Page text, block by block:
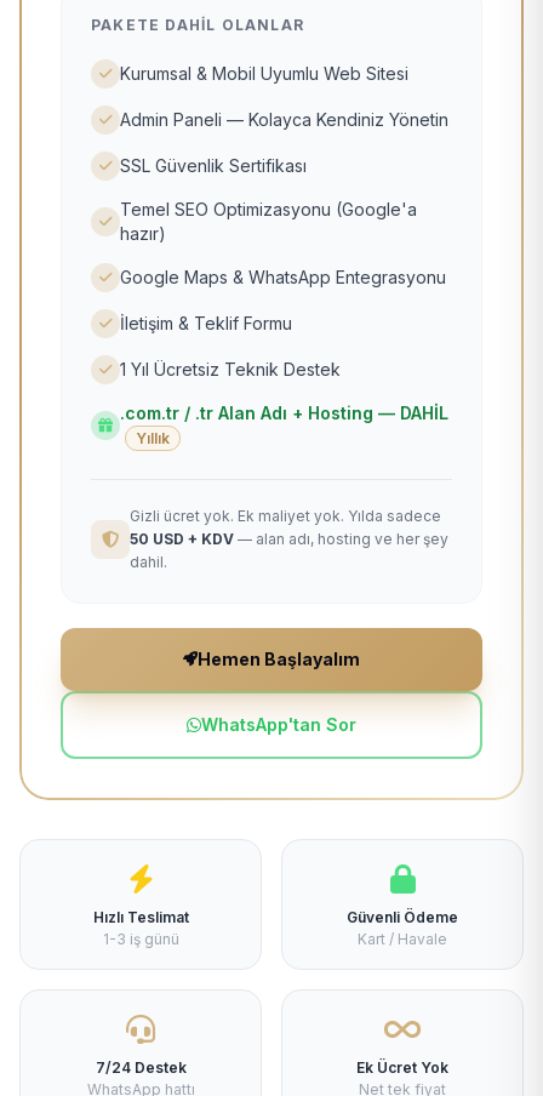
PAKETE DAHIL OLANLAR
Kurumsal & Mobil Uyumlu Web Sitesi
Admin Paneli — Kolayca Kendiniz Yönetin
SSL Güvenlik Sertifikası
Temel SEO Optimizasyonu (Google'a
hazır)
Google Maps & WhatsApp Entegrasyonu
İletişim & Teklif Formu
1 Yıl Ücretsiz Teknik Destek
.com.tr / .tr Alan Adı + Hosting — DAHİL
Yıllık
Gizli ücret yok. Ek maliyet yok. Yılda sadece
50 USD + KDV — alan adı, hosting ve her şey
dahil.
Hemen Başlayalım
WhatsApp'tan Sor
Hızlı Teslimat
1-3 iş günü
Güvenli Ödeme
Kart / Havale
7/24 Destek
WhatsApp hattı
Ek Ücret Yok
Net tek fiyat